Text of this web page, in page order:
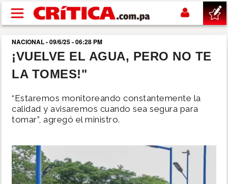
Pasar al contenido principal
buscar
SUCESOS
NACIONAL
SHOW
NACIONAL - 09/6/25 - 06:28 PM
¡VUELVE EL AGUA, PERO NO TE
LA TOMES!"
“Estaremos monitoreando constantemente la
calidad y avisaremos cuando sea segura para
tomar”, agregó el ministro.